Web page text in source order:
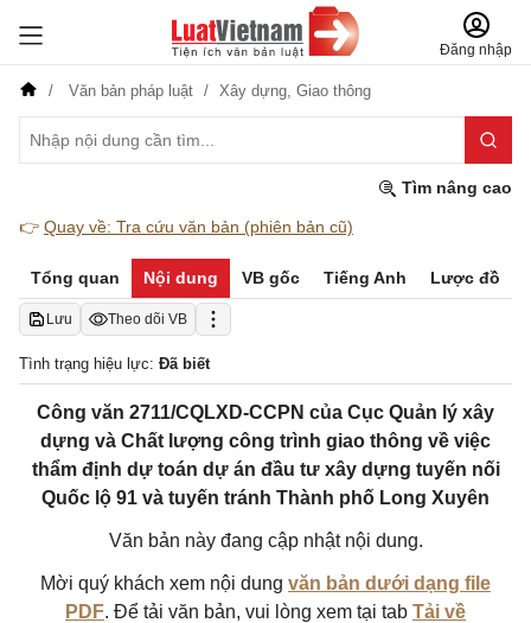
Đăng nhập
Văn bản pháp luật Xây dựng, Giao thông
Tìm nâng cao
👉 Quay về: Tra cứu văn bản (phiên bản cũ)
Tổng quan Nội dung VB gốc Tiếng Anh Lược đồ
Lưu Theo dõi VB
Tình trạng hiệu lực: Đã biết
Công văn 2711/CQLXD-CCPN của Cục Quản lý xây
dựng và Chất lượng công trình giao thông về việc
thẩm định dự toán dự án đầu tư xây dựng tuyến nối
Quốc lộ 91 và tuyến tránh Thành phố Long Xuyên
Văn bản này đang cập nhật nội dung.
Mời quý khách xem nội dung văn bản dưới dạng file
PDF. Để tải văn bản, vui lòng xem tại tab Tải về